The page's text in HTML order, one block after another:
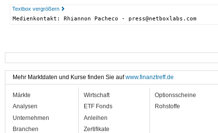
Medienkontakt: Rhiannon Pacheco - press@netboxlabs.com
Textbox vergrößern
Mehr Marktdaten und Kurse finden Sie aufwww.finanztreff.de
Märkte
Analysen
Unternehmen
Branchen
Wirtschaft
ETF Fonds
Anleihen
Zertifikate
Optionsscheine
Rohstoffe